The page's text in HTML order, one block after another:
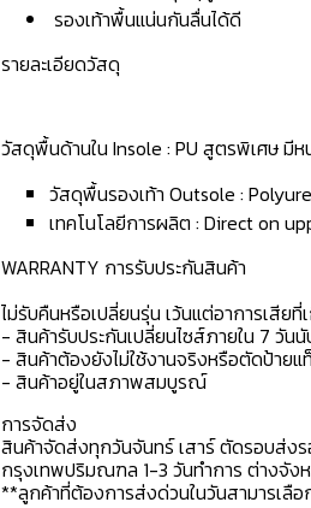
รองเท้าพื้นแน่นกันลื่นได้ดี
รายละเอียดวัสดุ
วัสดุพื้นด้านใน Insole : PU สูตรพิเศษ มี
วัสดุพื้นรองเท้า Outsole :
เทคโนโลยีการผลิต : Direct on
WARRANTY การรับประกันสินค้า
ไม่รับคืนหรือเปลี่ยนรุ่น เว้นแต่อาการเสีย
- สินค้ารับประกันเปลี่ยนไซส์ภายใน 7 วัน
- สินค้าต้องยังไม่ใช้งานจริงหรือตัดป้ายแ
- สินค้าอยู่ในสภาพสมบูรณ์
การจัดส่ง
สินค้าจัดส่งทุกวันจันทร์ เสาร์ ตัดรอบส่งร
กรุงเทพปริมณฑล 1-3 วันทำการ ต่างจัง
**ลูกค้าที่ต้องการส่งด่วนในวันสามารเลื